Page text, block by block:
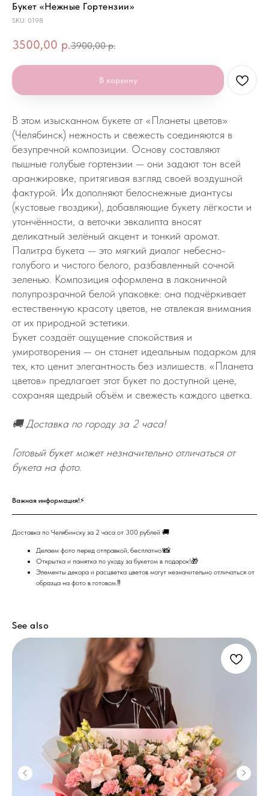
Букет «Нежные Гортензии»
SKU: 0198
3500,00 р.3900,00 р.
В корзину
В этом изысканном букете от «Планеты цветов»
(Челябинск) нежность и свежесть соединяются в
безупречной композиции. Основу составляют
пышные голубые гортензии — они задают тон всей
аранжировке, притягивая взгляд своей воздушной
фактурой. Их дополняют белоснежные диантусы
(кустовые гвоздики), добавляющие букету лёгкости и
утончённости, а веточки эвкалипта вносят
деликатный зелёный акцент и тонкий аромат.
Палитра букета — это мягкий диалог небесно-
голубого и чистого белого, разбавленный сочной
зеленью. Композиция оформлена в лаконичной
полупрозрачной белой упаковке: она подчёркивает
естественную красоту цветов, не отвлекая внимания
от их природной эстетики.
Букет создаёт ощущение спокойствия и
умиротворения — он станет идеальным подарком для
тех, кто ценит элегантность без излишеств. «Планета
цветов» предлагает этот букет по доступной цене,
сохраняя щедрый объём и свежесть каждого цветка.
🚚 Доставка по городу за 2 часа!
Готовый букет может незначительно отличаться от
букета на фото.
Важная информация!⚡
Доставка по Челябинску за 2 часа от 300 рублей 🚚
Делаем фото перед отправкой, бесплатно!📸
Открытка и памятка по уходу за букетом в подарок!🎁
Элементы декора и расцветка цветов могут незначительно отличаться от
образца на фото в готовом.‼️
See also